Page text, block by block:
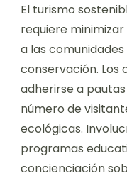
El turismo
requiere
a las
conservación.
adherirse a
número de
ecológicas.
programas
concienciación